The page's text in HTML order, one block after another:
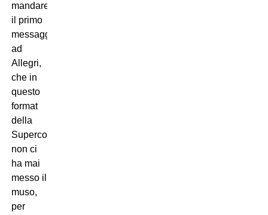
mandare
il primo
messaggio
ad
Allegri,
che in
questo
format
della
Supercoppa
non ci
ha mai
messo il
muso,
per